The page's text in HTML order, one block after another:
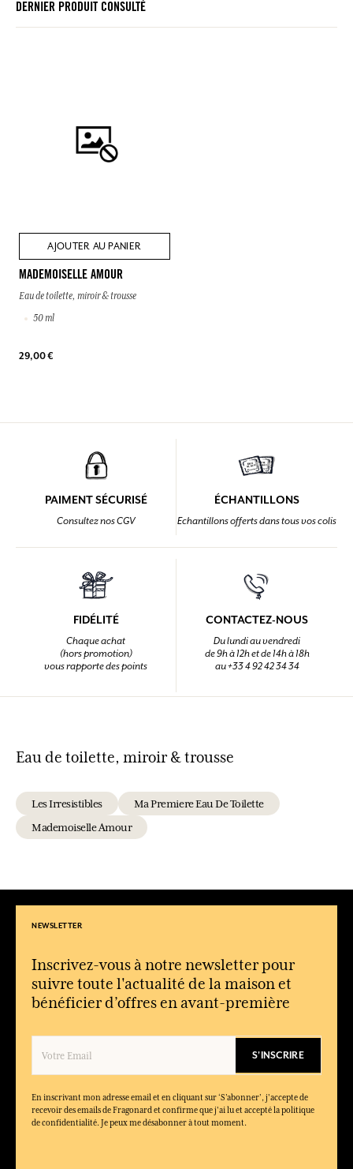
DERNIER PRODUIT CONSULTÉ
AJOUTER AU PANIER
MADEMOISELLE AMOUR
Eau de toilette, miroir & trousse
50 ml
29,00 €
PAIMENT SÉCURISÉ
Consultez nos CGV
ÉCHANTILLONS
Echantillons offerts dans tous vos colis
FIDÉLITÉ
Chaque achat
(hors promotion)
vous rapporte des points
CONTACTEZ-NOUS
Du lundi au vendredi
de 9h à 12h et de 14h à 18h
au +33 4 92 42 34 34
Eau de toilette, miroir & trousse
Les Irresistibles
Ma Premiere Eau De Toilette
Mademoiselle Amour
NEWSLETTER
Inscrivez-vous à notre newsletter pour
suivre toute l'actualité de la maison et
bénéficier d’offres en avant-première
S'INSCRIRE
En inscrivant mon adresse email et en cliquant sur ‘S’abonner’, j'accepte de
recevoir des emails de Fragonard et confirme que j'ai lu et accepté la politique
de confidentialité. Je peux me désabonner à tout moment.